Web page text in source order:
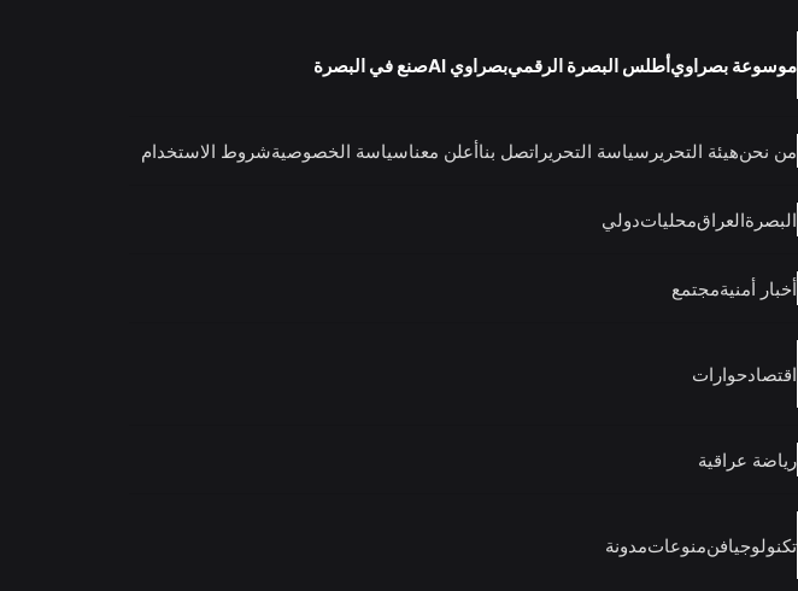
موسوعة بصراويأطلس البصرة الرقميبصراوي AI صنع في البصرة
من نحنهيئة التحرير سياسة التحرير اتصل بناأعلن معناسياسة الخصوصيةشروط الاستخدام
البصرةالعراقمحلياتدولي
أخبار أمنيةمجتمع
اقتصادحوارات
رياضة عراقية
تكنولوجيافنمنوعاتمدونة